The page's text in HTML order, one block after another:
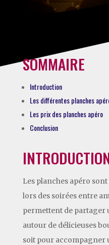
SOMMAIRE
Introduction
Les différentes planches
Les prix des planches apéro
Conclusion
Les planches apéro
lors des soirées entre
permettent de partager
autour de délicieuses
soit pour accompagner